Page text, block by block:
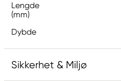
Lengde
(mm)
Dybde
Sikkerhet & Miljø